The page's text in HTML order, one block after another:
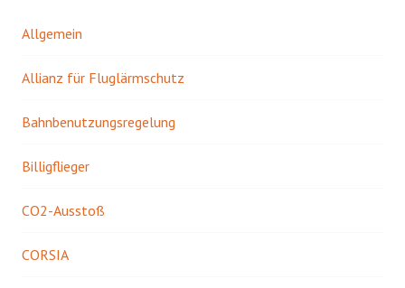
Allgemein
Allianz für Fluglärmschutz
Bahnbenutzungsregelung
Billigflieger
CO2-Ausstoß
CORSIA